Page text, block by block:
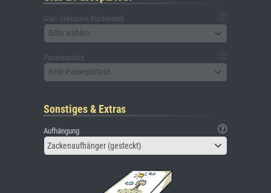
Glas (inklusive Rückwand)
Bitte wählen
Passepartout
Kein Passepartout
Sonstiges & Extras
Aufhängung
Zackenaufhänger (gesteckt)